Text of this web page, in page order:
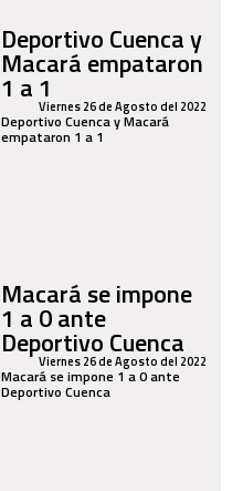
Deportivo Cuenca y
Macará empataron
1 a 1Viernes 26 de Agosto del 2022
Deportivo Cuenca y Macará
empataron 1 a 1
Macará se impone
1 a 0 ante
Deportivo Cuenca
Viernes 26 de Agosto del 2022
Macará se impone 1 a 0 ante
Deportivo Cuenca